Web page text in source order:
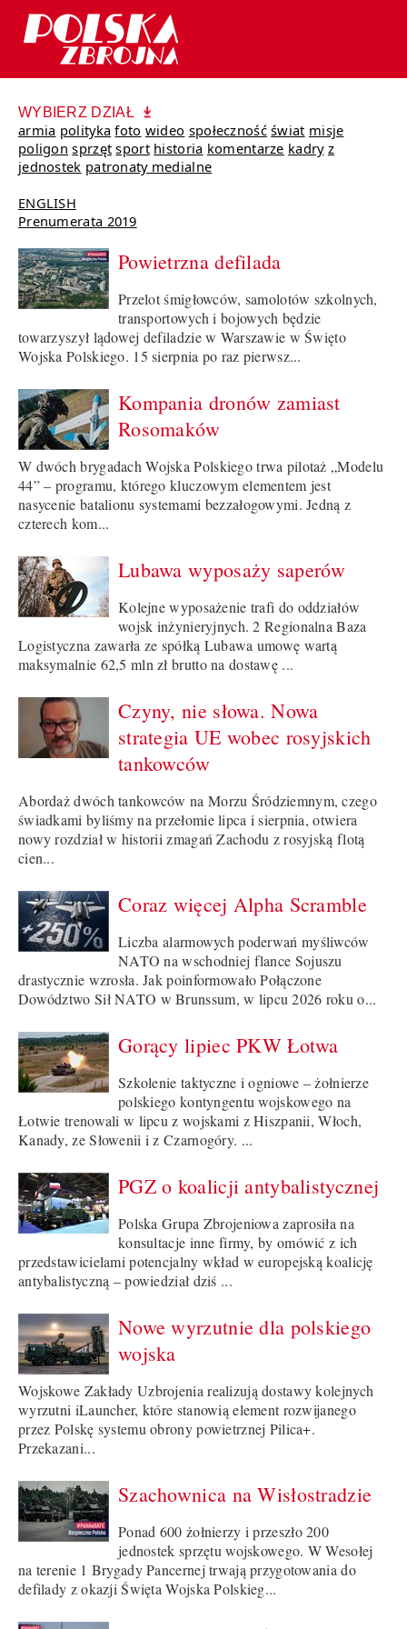
WYBIERZ DZIAŁ
armia polityka foto wideo społeczność świat misje
poligon sprzęt sport historia komentarze kadry z
jednostek patronaty medialne
ENGLISH
Prenumerata 2019
Powietrzna defilada
Przelot śmigłowców, samolotów szkolnych,
transportowych i bojowych będzie
towarzyszył lądowej defiladzie w Warszawie w Święto
Wojska Polskiego. 15 sierpnia po raz pierwsz...
Kompania dronów zamiast
Rosomaków
W dwóch brygadach Wojska Polskiego trwa pilotaż „Modelu
44” – programu, którego kluczowym elementem jest
nasycenie batalionu systemami bezzałogowymi. Jedną z
czterech kom...
Lubawa wyposaży saperów
Kolejne wyposażenie trafi do oddziałów
wojsk inżynieryjnych. 2 Regionalna Baza
Logistyczna zawarła ze spółką Lubawa umowę wartą
maksymalnie 62,5 mln zł brutto na dostawę ...
Czyny, nie słowa. Nowa
strategia UE wobec rosyjskich
tankowców
Abordaż dwóch tankowców na Morzu Śródziemnym, czego
świadkami byliśmy na przełomie lipca i sierpnia, otwiera
nowy rozdział w historii zmagań Zachodu z rosyjską flotą
cien...
Coraz więcej Alpha Scramble
Liczba alarmowych poderwań myśliwców
NATO na wschodniej flance Sojuszu
drastycznie wzrosła. Jak poinformowało Połączone
Dowództwo Sił NATO w Brunssum, w lipcu 2026 roku o...
Gorący lipiec PKW Łotwa
Szkolenie taktyczne i ogniowe – żołnierze
polskiego kontyngentu wojskowego na
Łotwie trenowali w lipcu z wojskami z Hiszpanii, Włoch,
Kanady, ze Słowenii i z Czarnogóry. ...
PGZ o koalicji antybalistycznej
Polska Grupa Zbrojeniowa zaprosiła na
konsultacje inne firmy, by omówić z ich
przedstawicielami potencjalny wkład w europejską koalicję
antybalistyczną – powiedział dziś ...
Nowe wyrzutnie dla polskiego
wojska
Wojskowe Zakłady Uzbrojenia realizują dostawy kolejnych
wyrzutni iLauncher, które stanowią element rozwijanego
przez Polskę systemu obrony powietrznej Pilica+.
Przekazani...
Szachownica na Wisłostradzie
Ponad 600 żołnierzy i przeszło 200
jednostek sprzętu wojskowego. W Wesołej
na terenie 1 Brygady Pancernej trwają przygotowania do
defilady z okazji Święta Wojska Polskieg...